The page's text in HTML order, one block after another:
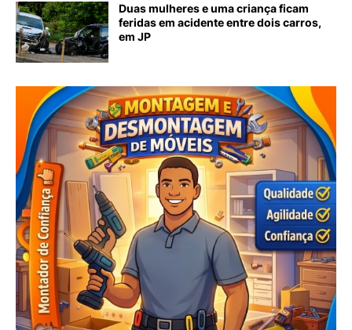
Duas mulheres e uma criança ficam
feridas em acidente entre dois carros,
em JP